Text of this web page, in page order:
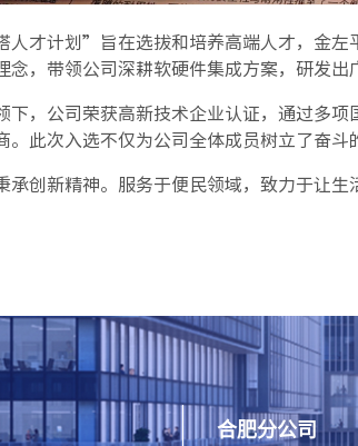
人才计划”旨在选拔和培养高端人才，金
，带领公司深耕软硬件集成方案，研发出
下，公司荣获高新技术企业认证，通过多
。此次入选不仅为公司全体成员树立了奋斗
承创新精神。服务于便民领域，致力于让生
合肥分公司